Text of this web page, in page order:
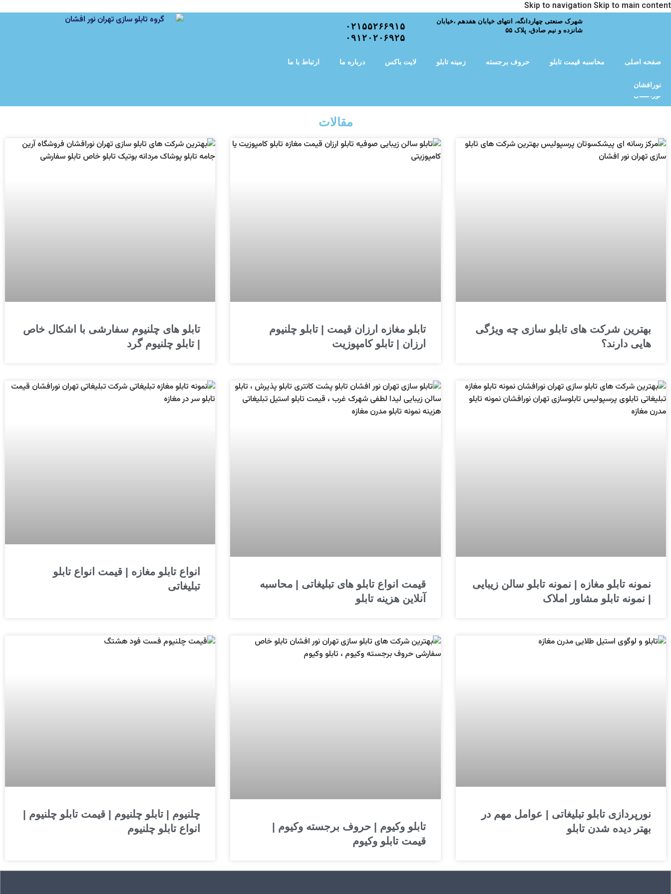
Skip to navigation Skip to main content
شهرک صنعتی چهاردانگه، انتهای خیابان هفدهم ،خیابان
شانزده و نیم صادق، پلاک ۵۵
۰۲۱۵۵۲۶۶۹۱۵
۰۹۱۲۰۲۰۶۹۲۵
صفحه اصلی محاسبه قیمت تابلو حروف برجسته زمینه تابلو لایت باکس درباره ما ارتباط با ما
نورافشان
نورافشان
مقالات
بهترین شرکت های تابلو سازی چه ویژگی
هایی دارند؟
تابلو مغازه ارزان قیمت | تابلو چلنیوم
ارزان | تابلو کامپوزیت
تابلو های چلنیوم سفارشی با اشکال خاص
| تابلو چلنیوم گرد
نمونه تابلو مغازه | نمونه تابلو سالن زیبایی
| نمونه تابلو مشاور املاک
قیمت انواع تابلو های تبلیغاتی | محاسبه
آنلاین هزینه تابلو
انواع تابلو مغازه | قیمت انواع تابلو
تبلیغاتی
نورپردازی تابلو تبلیغاتی | عوامل مهم در
بهتر دیده شدن تابلو
تابلو وکیوم | حروف برجسته وکیوم |
قیمت تابلو وکیوم
چلنیوم | تابلو چلنیوم | قیمت تابلو چلنیوم |
انواع تابلو چلنیوم